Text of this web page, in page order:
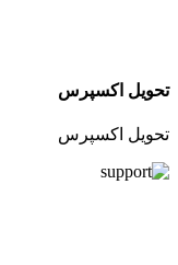
تحویل اکسپرس
تحویل اکسپرس